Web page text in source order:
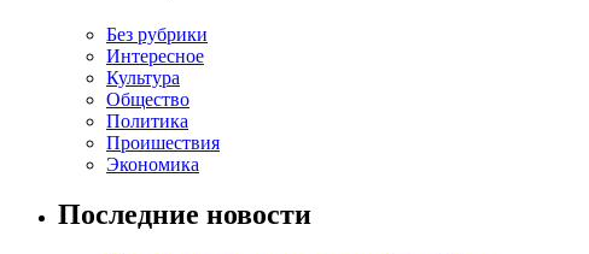
Без рубрики
Интересное
Культура
Общество
Политика
Проишествия
Экономика
Последние новости